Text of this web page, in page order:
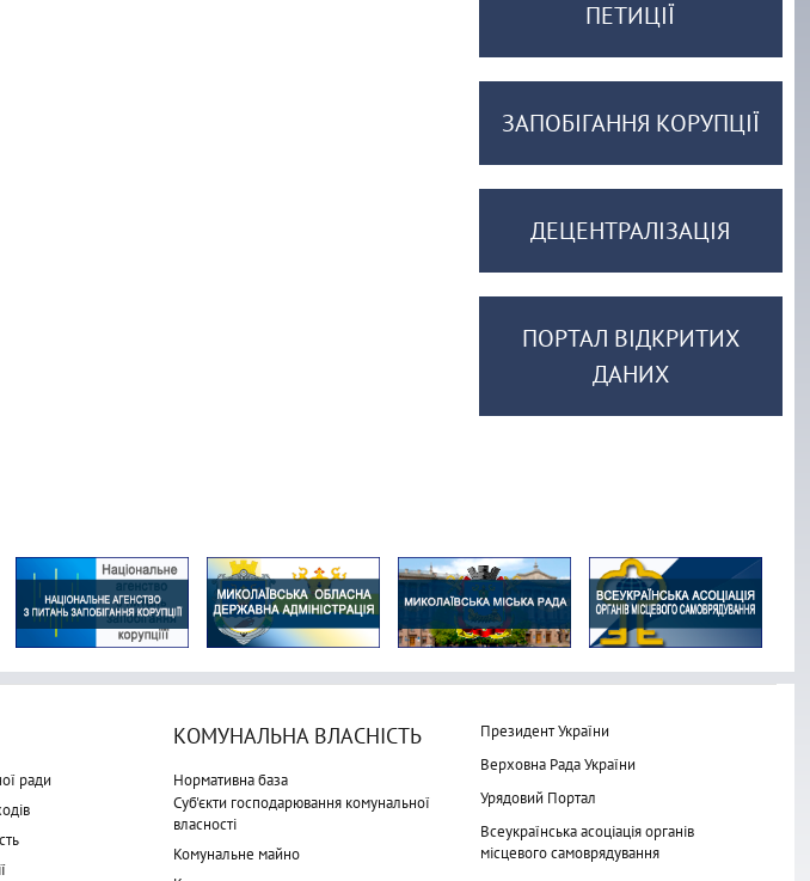
ПЕТИЦІЇ
ЗАПОБІГАННЯ КОРУПЦІЇ
ДЕЦЕНТРАЛІЗАЦІЯ
ПОРТАЛ ВІДКРИТИХ
ДАНИХ
ради
КОМУНАЛЬНА ВЛАСНІСТЬ
Нормативна база
Суб'єкти господарювання комунальної
власності
Комунальне майно
Президент України
Верховна Рада України
Урядовий Портал
Всеукраїнська асоціація органів
місцевого самоврядування